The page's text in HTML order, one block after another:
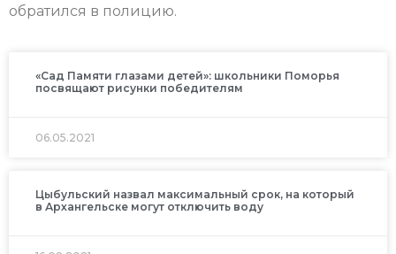
обратился в полицию.
«Сад Памяти глазами детей»: школьники Поморья
посвящают рисунки победителям
06.05.2021
Цыбульский назвал максимальный срок, на который
в Архангельске могут отключить воду